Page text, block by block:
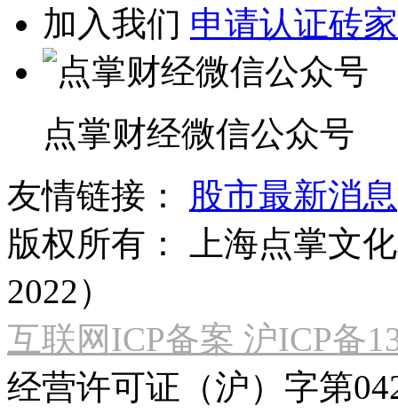
加入我们 申请认证砖家
点掌财经微信公众号
友情链接：
股市最新消息
版权所有：
上海点掌文
2022）
互联网ICP备案 沪ICP备
经营许可证（沪）字第